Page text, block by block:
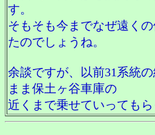
す。
そもそも今までなぜ遠く
たのでしょうね。
余談ですが、以前31系統
まま保土ヶ谷車庫の
近くまで乗せていっても